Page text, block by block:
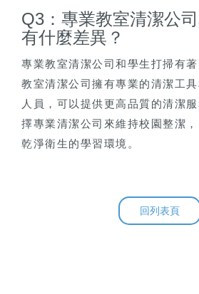
Q3：專業教室清潔公
有什麼差異？
專業教室清潔公司和學生打掃有
教室清潔公司擁有專業的清潔工
人員，可以提供更高品質的清潔
擇專業清潔公司來維持校園整潔
乾淨衛生的學習環境。
回列表頁